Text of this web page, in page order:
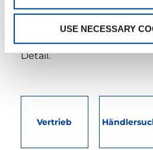
USE NECESSARY
Engagierte
sich um Ihre Anliegen.
interaktive digitale
Kundendienst-Teams mit
Detail.
Vertrieb